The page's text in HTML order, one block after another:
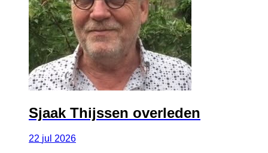
Sjaak Thijssen overleden
22 jul 2026